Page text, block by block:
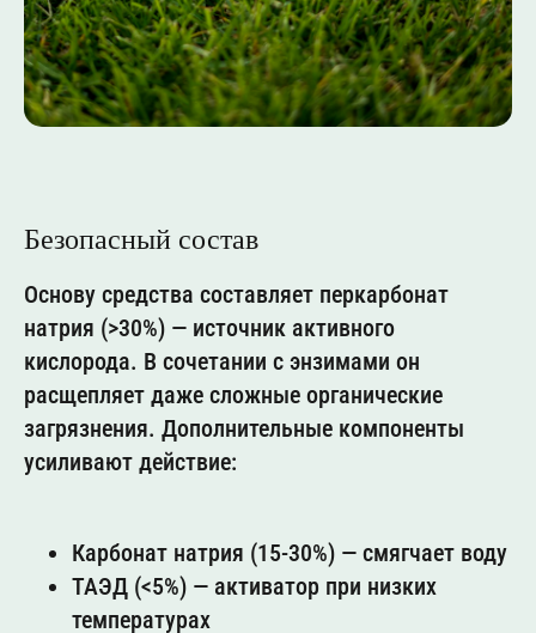
Безопасный состав
Основу средства составляет перкарбонат
натрия (>30%) — источник активного
кислорода. В сочетании с энзимами он
расщепляет даже сложные органические
загрязнения. Дополнительные компоненты
усиливают действие:
Карбонат натрия (15-30%) — смягчает воду
ТАЭД (<5%) — активатор при низких
температурах